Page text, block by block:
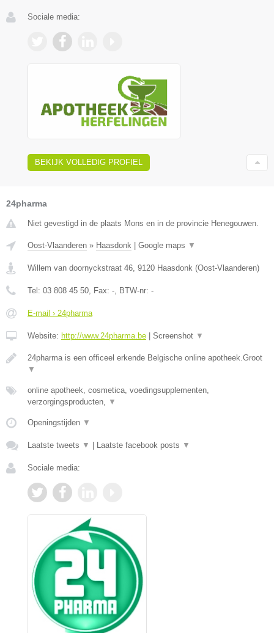
Sociale media:
BEKIJK VOLLEDIG PROFIEL
24pharma
Niet gevestigd in de plaats Mons en in de provincie Henegouwen.
Oost-Vlaanderen » Haasdonk Google maps ▼
Willem van doornyckstraat 46, 9120 Haasdonk (Oost-Vlaanderen)
Tel: 03 808 45 50, Fax: -, BTW-nr: -
E-mail › 24pharma
Website: http://www.24pharma.be Screenshot ▼
24pharma is een officeel erkende Belgische online apotheek.Groot
▼
online apotheek, cosmetica, voedingsupplementen,
verzorgingsproducten, ▼
Openingstijden ▼
Laatste tweets ▼ Laatste facebook posts ▼
Sociale media: